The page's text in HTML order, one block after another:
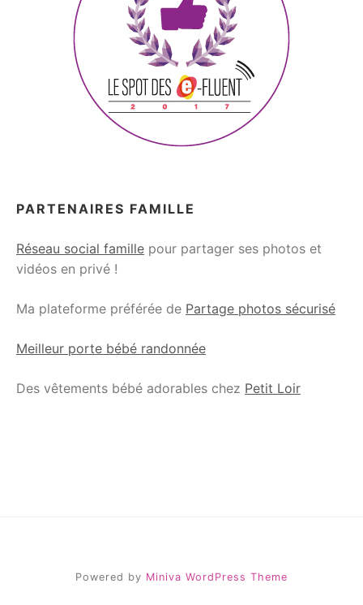
PARTENAIRES FAMILLE
Réseau social famille pour partager ses photos et
vidéos en privé !
Ma plateforme préférée de Partage photos sécurisé
Meilleur porte bébé randonnée
Des vêtements bébé adorables chez Petit Loir
Powered by Miniva WordPress Theme